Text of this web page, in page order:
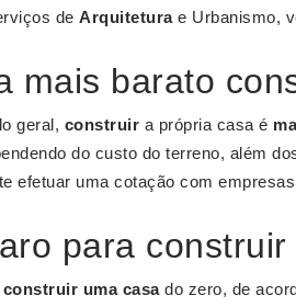
de Arquiteturae Urbanismo,
mais barato
geral, construir a própria casa é
do custo do terreno, além
efetuar uma cotação com
para
construir uma casado zero, de